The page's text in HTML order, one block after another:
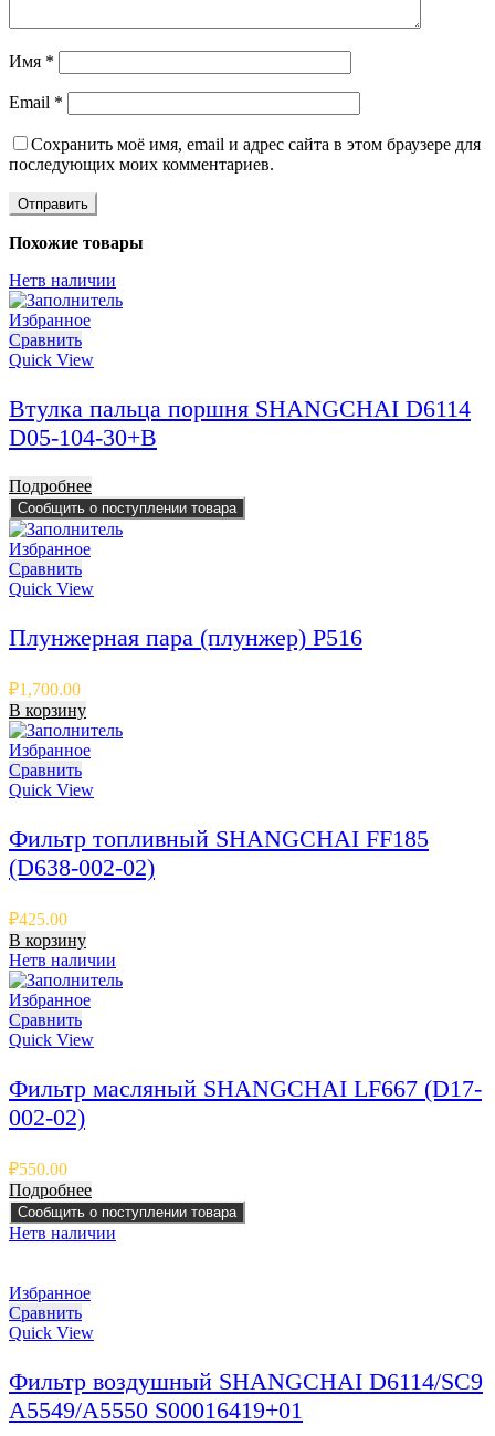
Имя *
Email *
Сохранить моё имя, email и адрес сайта в этом браузере для
последующих моих комментариев.
Похожие товары
Нетв наличии
Избранное
Сравнить
Quick View
Втулка пальца поршня SHANGCHAI D6114
D05-104-30+B
Подробнее
Сообщить о поступлении товара
Избранное
Сравнить
Quick View
Плунжерная пара (плунжер) P516
₽1,700.00
В корзину
Избранное
Сравнить
Quick View
Фильтр топливный SHANGCHAI FF185
(D638-002-02)
₽425.00
В корзину
Нетв наличии
Избранное
Сравнить
Quick View
Фильтр масляный SHANGCHAI LF667 (D17-
002-02)
₽550.00
Подробнее
Сообщить о поступлении товара
Нетв наличии
Избранное
Сравнить
Quick View
Фильтр воздушный SHANGCHAI D6114/SC9
A5549/A5550 S00016419+01